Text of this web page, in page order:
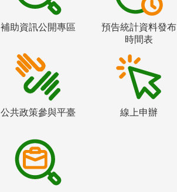
補助資訊公開專區
預告統計資料發布
時間表
公共政策參與平臺 線上申辦